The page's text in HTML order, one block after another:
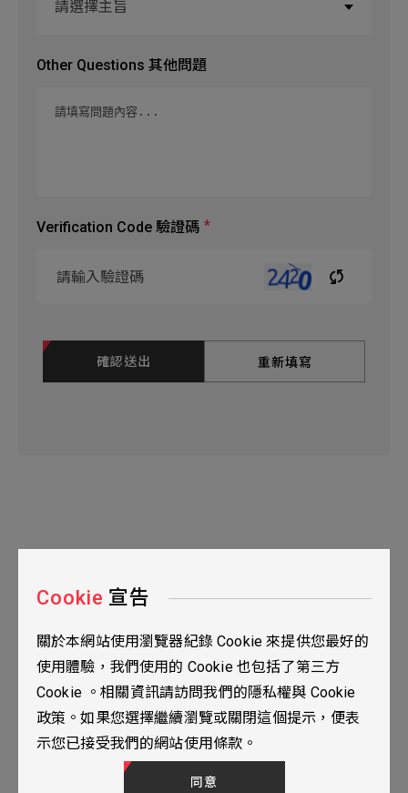
請選擇主旨
電子事業群
機材事業群(冷熱空調)
Other Questions 其他問題
Verification Code 驗證碼
重新填寫
確認送出
台北市115南港區三重路19之2號九樓
02-2655-0077
02-2655-0666
TOP
人才招募 隱私權政策
© 2024 YUBANTEC. All Rights Reserved. Designed by
Cookie 宣告
關於本網站使用瀏覽器紀錄 Cookie 來提供您最好的
使用體驗，我們使用的 Cookie 也包括了第三方
Cookie 。相關資訊請訪問我們的隱私權與 Cookie
政策。如果您選擇繼續瀏覽或關閉這個提示，便表
示您已接受我們的網站使用條款。
同意